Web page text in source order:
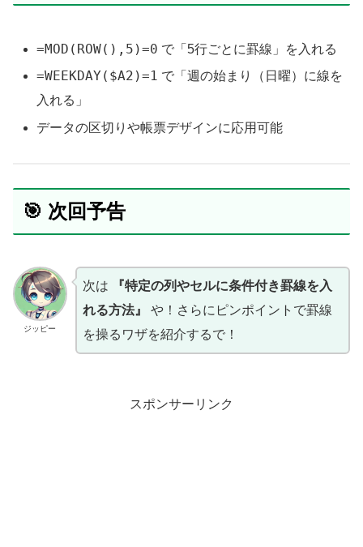
=MOD(ROW(),5)=0 で「5行ごとに罫線」を入れる
=WEEKDAY($A2)=1 で「週の始まり（日曜）に線を
入れる」
データの区切りや帳票デザインに応用可能
🎯 次回予告
ジッピー
次は
『特定の列やセルに条件付き罫線を入
れる方法』
や！さらにピンポイントで罫線
を操るワザを紹介するで！
スポンサーリンク